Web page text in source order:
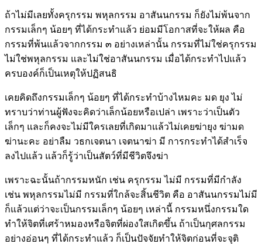
ถ้าไม่มีเลยทั้งครุกรรม พหุลกรรม อาสันนกรรม ก็ยังไม่พ้นจาก
กรรมเล็กๆ น้อยๆ ที่ได้กระทำแล้ว ย่อมมีโอกาสที่จะให้ผล คือ
กรรมที่พ้นแล้วจากกรรม ๓ อย่างเหล่านั้น กรรมที่ไม่ใช่ครุกรรม
ไม่ใช่พหุลกรรม และไม่ใช่อาสันนกรรม เมื่อได้กระทำไปแล้ว
ครบองค์ก็เป็นเหตุให้ปฏิสนธิ
เคยคิดถึงกรรมเล็กๆ น้อยๆ ที่ได้กระทำบ้างไหมคะ มด ยุง ไม่
ทราบว่าท่านผู้ฟังจะคิดว่าเล็กน้อยหรือเปล่า เพราะว่าเป็นตัว
เล็กๆ และก็คงจะไม่มีใครเลยที่เกิดมาแล้วไม่เคยฆ่ายุง ฆ่ามด
ฆ่านะคะ อย่าลืม วธกเจตนา เจตนาฆ่า มี การกระทำได้สำเร็จ
ลงไปแล้ว แล้วก็รู้ว่าเป็นสัตว์ที่มีชีวิตจึงฆ่า
เพราะฉะนั้นถ้ากรรมหนัก เช่น ครุกรรม ไม่มี กรรมที่มีกำลัง
เช่น พหุลกรรมไม่มี กรรมที่ใกล้จะสิ้นชีวิต คือ อาสันนกรรมไม่มี
ก็แล้วแต่ว่าจะเป็นกรรมเล็กๆ น้อยๆ เหล่านี้ กรรมหนึ่งกรรมใด
ทำให้จิตที่เศร้าหมองหรือจิตที่ผ่องใสเกิดขึ้น ถ้าเป็นกุศลกรรม
อย่างอ่อนๆ ที่ได้กระทำแล้ว ก็เป็นปัจจัยทำให้จิตก่อนที่จะจุติ